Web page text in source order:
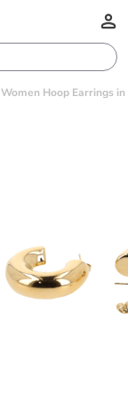
Women Hoop Earrings in